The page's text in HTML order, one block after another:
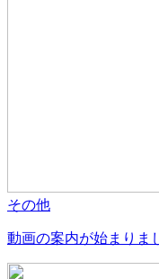
その他
動画の案内が始まりま